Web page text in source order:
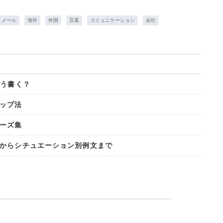
メール 海外 外国 言葉 コミュニケーション 会社
書く？
プ法
ズ集
らシチュエーション別例文まで